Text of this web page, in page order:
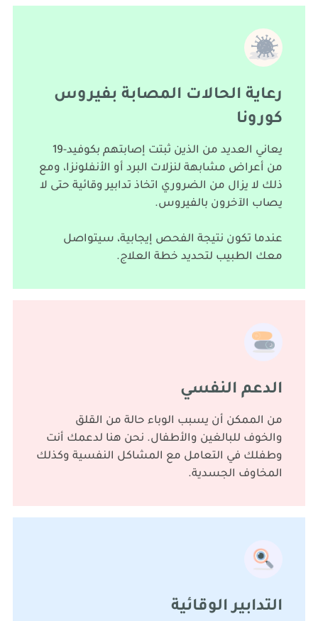
رعاية الحالات المصابة بفيروس
كورونا
يعاني العديد من الذين ثبتت إصابتهم بكوفيد-19
من أعراض مشابهة لنزلات البرد أو الأنفلونزا، ومع
ذلك لا يزال من الضروري اتخاذ تدابير وقائية حتى لا
يصاب الآخرون بالفيروس.
عندما تكون نتيجة الفحص إيجابية، سيتواصل
معك الطبيب لتحديد خطة العلاج.
الدعم النفسي
من الممكن أن يسبب الوباء حالة من القلق
والخوف للبالغين والأطفال. نحن هنا لدعمك أنت
وطفلك في التعامل مع المشاكل النفسية وكذلك
المخاوف الجسدية.
التدابير الوقائية